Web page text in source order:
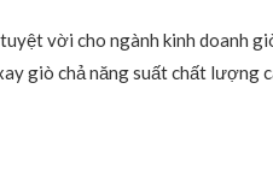
vời cho ngành kinh doanh
giò chả năng suất chất lượng